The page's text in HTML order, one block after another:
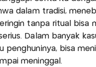
dalam tradisi,
tanpa ritual bisa
Dalam banyak
penghuninya, bisa
meninggal.